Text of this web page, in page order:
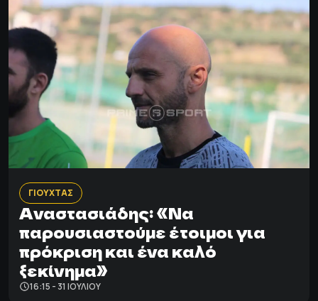
ΓΙΟΥΧΤΑΣ
Αναστασιάδης: «Να
παρουσιαστούμε έτοιμοι για
πρόκριση και ένα καλό
ξεκίνημα»
16:15 - 31 ΙΟΥΛΊΟΥ